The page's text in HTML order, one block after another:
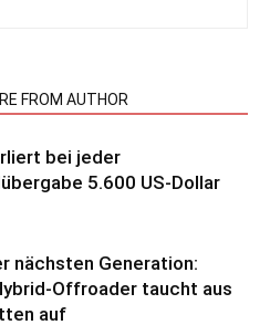
FROM AUTHOR
bei jeder
5.600 US-Dollar
nächsten Generation:
Offroader taucht aus
auf